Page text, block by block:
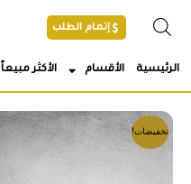
إتمام الطلب
الرئيسية الأقسام الأكثر مبيعاً
تخفيضات!